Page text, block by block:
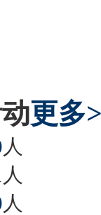
更多
人
人
人